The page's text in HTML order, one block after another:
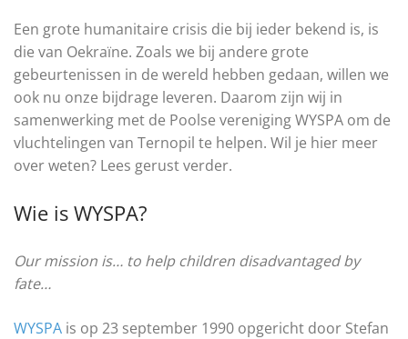
Een grote humanitaire crisis die bij ieder bekend is, is
die van Oekraïne. Zoals we bij andere grote
gebeurtenissen in de wereld hebben gedaan, willen we
ook nu onze bijdrage leveren. Daarom zijn wij in
samenwerking met de Poolse vereniging WYSPA om de
vluchtelingen van Ternopil te helpen. Wil je hier meer
over weten? Lees gerust verder.
Wie is WYSPA?
Our mission is… to help children disadvantaged by
fate…
WYSPA is op 23 september 1990 opgericht door Stefan